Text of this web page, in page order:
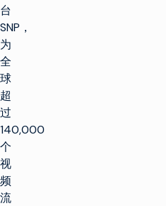
台
SNP，
为
全
球
超
过
140,000
个
视
频
流